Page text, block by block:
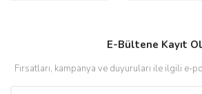
E-Bültene Kayıt Ol
Fırsatları, kampanya ve duyuruları ile ilgili e-